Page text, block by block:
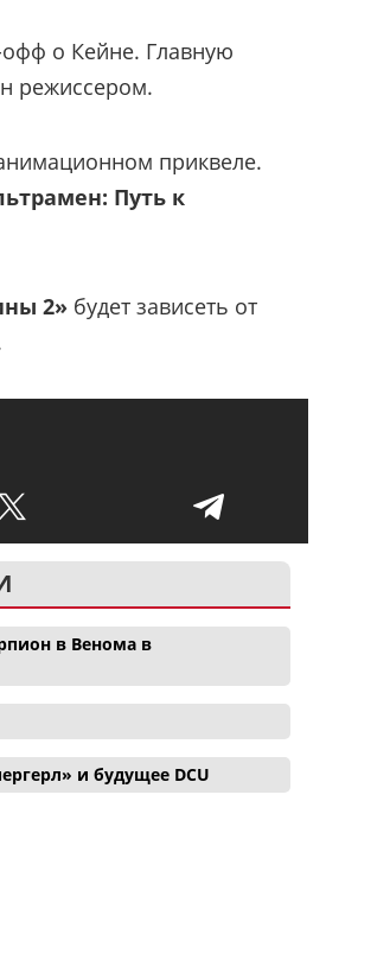
о Кейне. Главную
режиссером.
приквеле.
Путь к
2» будет зависеть от
в Венома в
и будущее DCU